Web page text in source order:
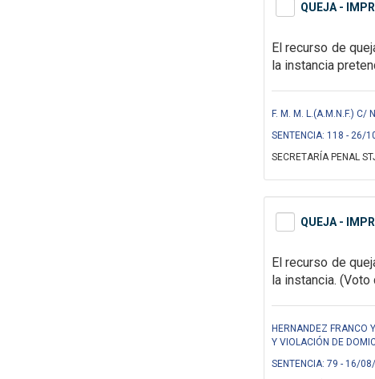
QUEJA -
El recurso de
la instancia
F. M. M. L.(A.M.N.F.) C/
SENTENCIA: 118 - 26/
SECRETARÍA PENAL
QUEJA -
El recurso de
la instancia. (Voto
HERNANDEZ FRANCO
Y VIOLACIÓN DE
SENTENCIA: 79 - 16/